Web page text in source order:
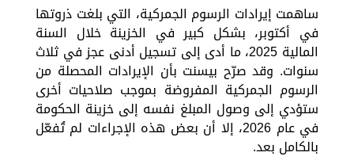
ساهمت إيرادات الرسوم الجمركية، التي بلغت ذروتها
في أكتوبر، بشكل كبير في الخزينة خلال السنة
المالية 2025، ما أدى إلى تسجيل أدنى عجز في ثلاث
سنوات. وقد صرّح بيسنت بأن الإيرادات المحصلة من
الرسوم الجمركية المفروضة بموجب صلاحيات أخرى
ستؤدي إلى وصول المبلغ نفسه إلى خزينة الحكومة
في عام 2026، إلا أن بعض هذه الإجراءات لم تُفعّل
بالكامل بعد.